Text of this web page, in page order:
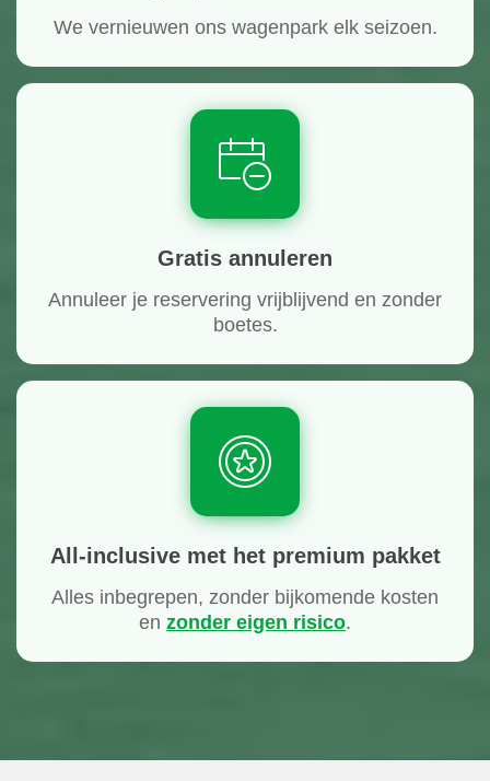
We vernieuwen ons wagenpark elk seizoen.
Gratis annuleren
Annuleer je reservering vrijblijvend en zonder
boetes.
All-inclusive met het premium pakket
Alles inbegrepen, zonder bijkomende kosten
en zonder eigen risico.